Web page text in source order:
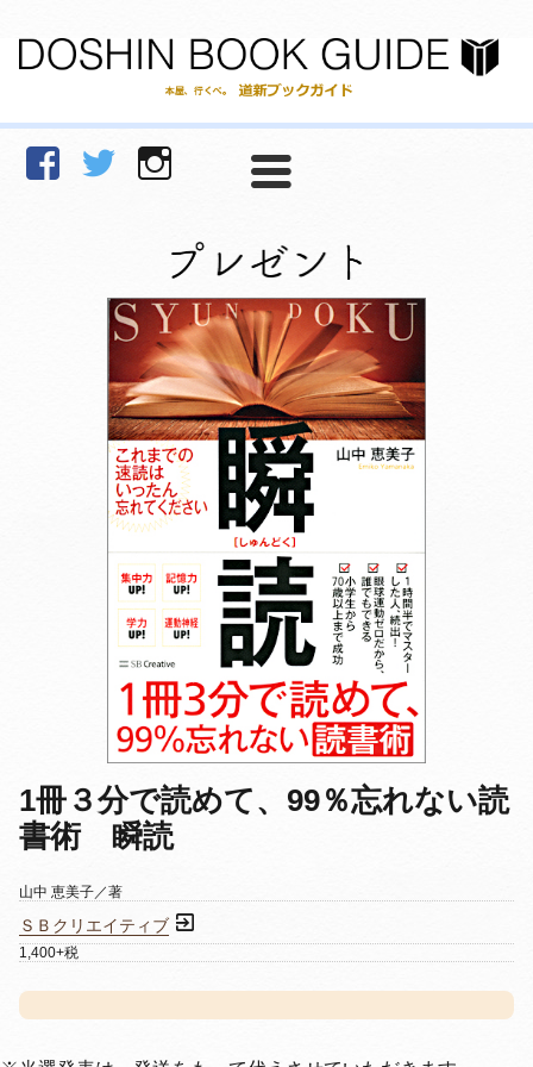
facebookTwitter Instagram
1冊３分で読めて、99％忘れない読
書術 瞬読
山中 恵美子／著
ＳＢクリエイティブ
1,400+税